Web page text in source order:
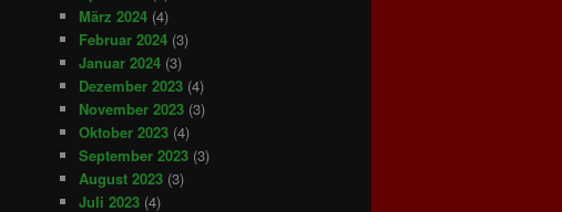
März 2024 (4)
Februar 2024 (3)
Januar 2024 (3)
Dezember 2023 (4)
November 2023 (3)
Oktober 2023 (4)
September 2023 (3)
August 2023 (3)
Juli 2023 (4)